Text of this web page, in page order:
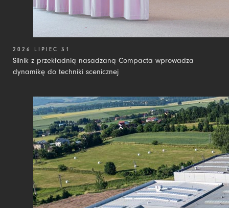
Silnik z przekładnią nasadzaną Compacta wprowadza
dynamikę do techniki scenicznej
2026 LIPIEC 31